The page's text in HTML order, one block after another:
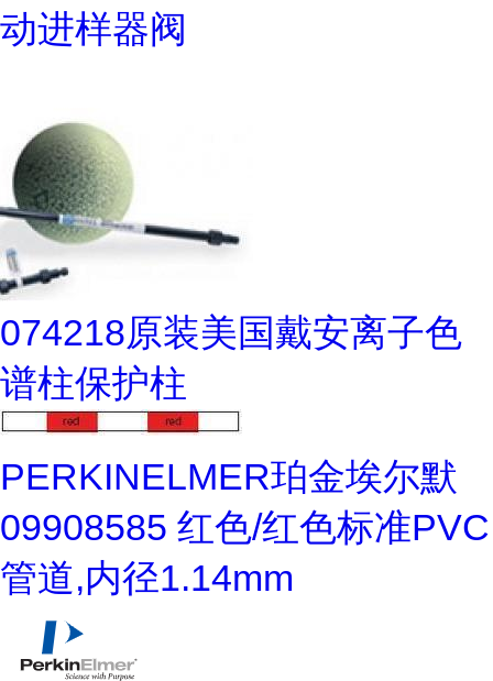
动进样器阀
074218原装美国戴安离子色
谱柱保护柱
PERKINELMER珀金埃尔默
09908585 红色/红色标准PVC
管道,内径1.14mm